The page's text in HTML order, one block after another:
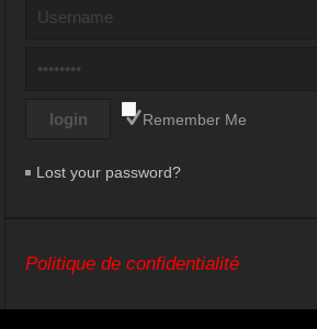
Remember Me
Lost your password?
Politique de confidentialité